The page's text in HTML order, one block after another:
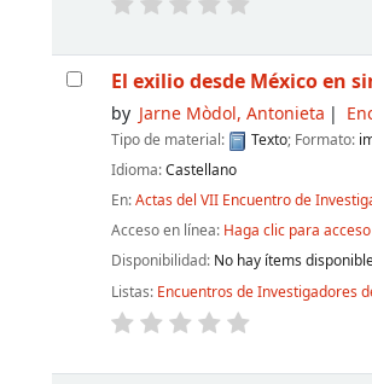
El exilio desde México en
by Jarne Mòdol, Antonieta
Tipo de material: Texto; Formato:
Idioma:Castellano
En:Actas del VII Encuentro de
Acceso en línea: Haga clic para
Disponibilidad: No hay ítems
Listas: Encuentros de Investigadores